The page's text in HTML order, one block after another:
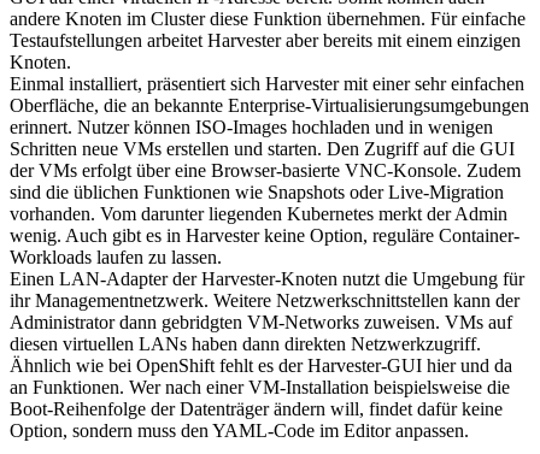
andere Knoten im Cluster diese Funktion übernehmen. Für einfache
Testaufstellungen arbeitet Harvester aber bereits mit einem einzigen
Knoten.
Einmal installiert, präsentiert sich Harvester mit einer sehr einfachen
Oberfläche, die an bekannte Enterprise-Virtualisierungsumgebungen
erinnert. Nutzer können ISO-Images hochladen und in wenigen
Schritten neue VMs erstellen und starten. Den Zugriff auf die GUI
der VMs erfolgt über eine Browser-basierte VNC-Konsole. Zudem
sind die üblichen Funktionen wie Snapshots oder Live-Migration
vorhanden. Vom darunter liegenden Kubernetes merkt der Admin
wenig. Auch gibt es in Harvester keine Option, reguläre Container-
Workloads laufen zu lassen.
Einen LAN-Adapter der Harvester-Knoten nutzt die Umgebung für
ihr Managementnetzwerk. Weitere Netzwerkschnittstellen kann der
Administrator dann gebridgten VM-Networks zuweisen. VMs auf
diesen virtuellen LANs haben dann direkten Netzwerkzugriff.
Ähnlich wie bei OpenShift fehlt es der Harvester-GUI hier und da
an Funktionen. Wer nach einer VM-Installation beispielsweise die
Boot-Reihenfolge der Datenträger ändern will, findet dafür keine
Option, sondern muss den YAML-Code im Editor anpassen.